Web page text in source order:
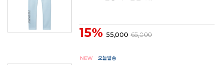
15% 55,000 65,000